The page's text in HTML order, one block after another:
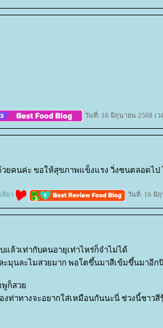
วันที่: 16 มิถุนายน 2568 เว
วยคนค่ะ ขอให้สุขภาพแข็งแรง วิ่งซนตลอดไป
ที่ยว วันที่: 16 มิถุ
แล้วเท่ากับคนอายุเท่าไหร่ก็จำไม่ได้
มุนละไมสวยมาก พอโตขึ้นมาสีเข้มขึ้นมาอีก
พูก็สว
ท่าทางจะอยากใส่เหมือนกันนะนี่ ช่วงนี้ชาวสี